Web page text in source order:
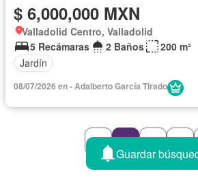
$ 6,000,000 MXN
Valladolid Centro, Valladolid
5 Recámaras
2 Baños
200 m²
Jardín
08/07/2026 en - Adalberto García Tirado
1 2 3
Guardar